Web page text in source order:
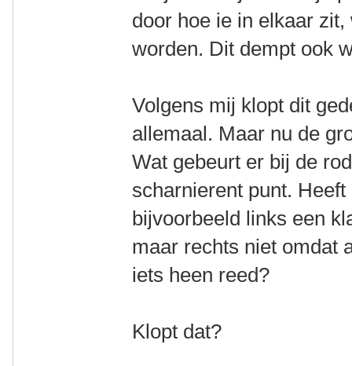
door hoe ie in elkaar
worden. Dit dempt ook
Volgens mij klopt dit
allemaal. Maar nu de
Wat gebeurt er bij de
scharnierent punt.
bijvoorbeeld links een
maar rechts niet omdat
iets heen reed?
Klopt dat?